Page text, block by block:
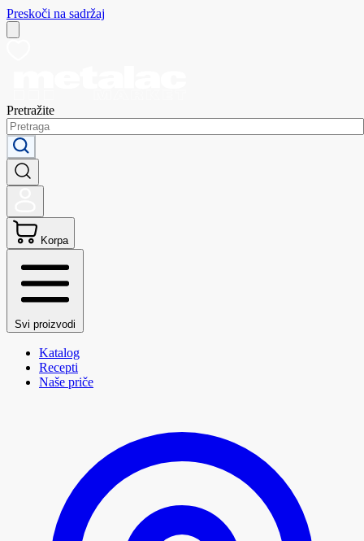
Preskoči na sadržaj
Pretražite
Korpa
Svi proizvodi
Katalog
Recepti
Naše priče